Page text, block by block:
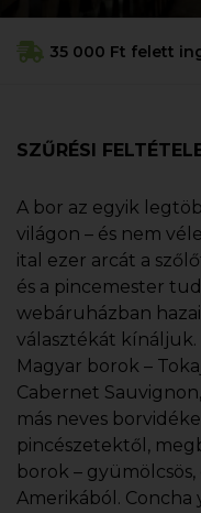
35 000 Ft felett
SZŰRÉSI
A bor az egyik
világon – és nem
ital ezer arcát a
és a pincemester
webáruházban
választékát
Magyar borok –
Cabernet
más neves
pincészetektől,
borok –
Amerikából. Concha